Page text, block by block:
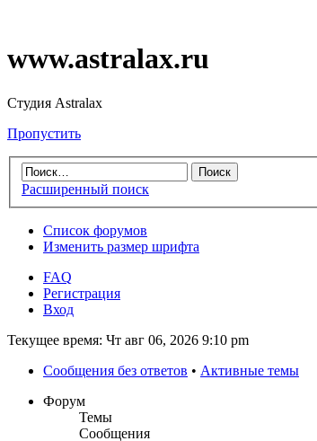
www.astralax.ru
Студия Astralax
Пропустить
Расширенный поиск
Список форумов
Изменить размер шрифта
FAQ
Регистрация
Вход
Текущее время: Чт авг 06, 2026 9:10 pm
Сообщения без ответов • Активные темы
Форум
Темы
Сообщения